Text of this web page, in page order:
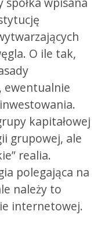
O ile tak,
ewentualnie
kapitałowej
grupowej, ale
realia.
polegająca na
należy to
internetowej.